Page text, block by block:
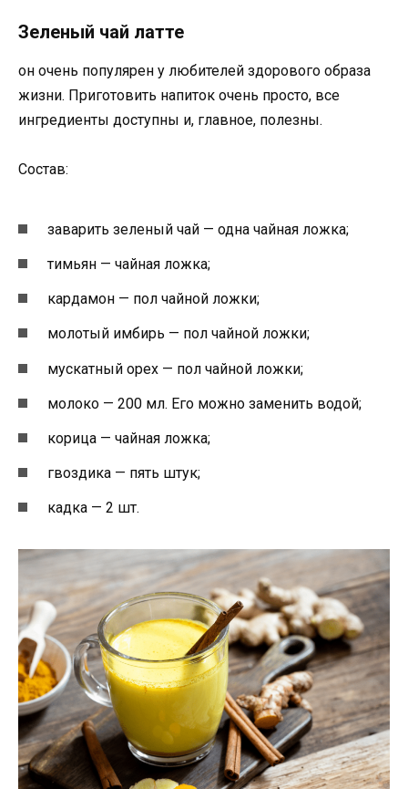
Зеленый чай латте
он очень популярен у любителей здорового образа
жизни. Приготовить напиток очень просто, все
ингредиенты доступны и, главное, полезны.
Состав:
заварить зеленый чай — одна чайная ложка;
тимьян — чайная ложка;
кардамон — пол чайной ложки;
молотый имбирь — пол чайной ложки;
мускатный орех — пол чайной ложки;
молоко — 200 мл. Его можно заменить водой;
корица — чайная ложка;
гвоздика — пять штук;
кадка — 2 шт.